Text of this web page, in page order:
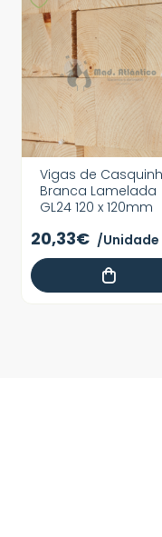
Vigas de
Branca Lamelada
GL24 120 x 120mm
20,33€ /Unidade